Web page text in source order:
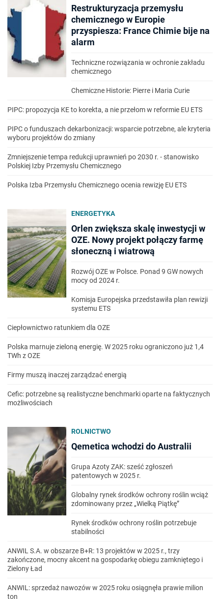
Restrukturyzacja przemysłu
chemicznego w Europie
przyspiesza: France Chimie bije na
alarm
Techniczne rozwiązania w ochronie zakładu
chemicznego
Chemiczne Historie: Pierre i Maria Curie
PIPC: propozycja KE to korekta, a nie przełom w reformie EU ETS
PIPC o funduszach dekarbonizacji: wsparcie potrzebne, ale kryteria
wyboru projektów do zmiany
Zmniejszenie tempa redukcji uprawnień po 2030 r. - stanowisko
Polskiej Izby Przemysłu Chemicznego
Polska Izba Przemysłu Chemicznego ocenia rewizję EU ETS
ENERGETYKA
Orlen zwiększa skalę inwestycji w
OZE. Nowy projekt połączy farmę
słoneczną i wiatrową
Rozwój OZE w Polsce. Ponad 9 GW nowych
mocy od 2024 r.
Komisja Europejska przedstawiła plan rewizji
systemu ETS
Ciepłownictwo ratunkiem dla OZE
Polska marnuje zieloną energię. W 2025 roku ograniczono już 1,4
TWh z OZE
Firmy muszą inaczej zarządzać energią
Cefic: potrzebne są realistyczne benchmarki oparte na faktycznych
możliwościach
ROLNICTWO
Qemetica wchodzi do Australii
Grupa Azoty ZAK: sześć zgłoszeń
patentowych w 2025 r.
Globalny rynek środków ochrony roślin wciąż
zdominowany przez „Wielką Piątkę”
Rynek środków ochrony roślin potrzebuje
stabilności
ANWIL S.A. w obszarze B+R: 13 projektów w 2025 r., trzy
zakończone, mocny akcent na gospodarkę obiegu zamkniętego i
Zielony Ład
ANWIL: sprzedaż nawozów w 2025 roku osiągnęła prawie milion
ton